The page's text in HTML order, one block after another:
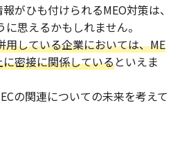
がひも付けられるMEO対策は、
思えるかもしれません。
用している企業においては、ME
密接に関係しているといえま
の関連についての未来を考えて